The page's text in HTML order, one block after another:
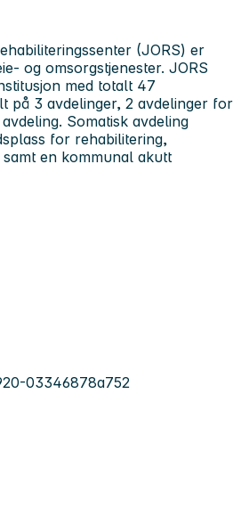
(JORS) er
og omsorgstjenester. JORS
med totalt 47
på 3 avdelinger, 2 avdelinger for
Somatisk avdeling
for rehabilitering,
en kommunal akutt
03346878a752